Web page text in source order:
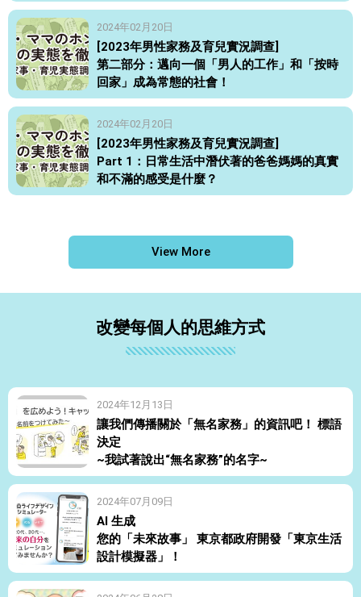
2024年02月20日
[2023年男性家務及育兒實況調查]
第二部分：邁向一個「男人的工作」和「按時
回家」成為常態的社會！
2024年02月20日
[2023年男性家務及育兒實況調查]
Part 1：日常生活中潛伏著的爸爸媽媽的真實
和不滿的感受是什麼？
View More
改變每個人的思維方式
2024年12月13日
讓我們傳播關於「無名家務」的資訊吧！ 標語
決定
~我試著說出“無名家務”的名字~
2024年07月09日
AI 生成
您的「未來故事」 東京都政府開發「東京生活
設計模擬器」！